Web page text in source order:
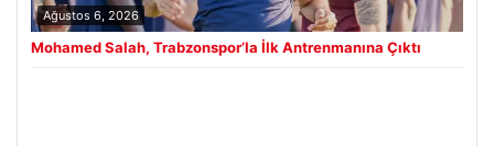
Ağustos 6, 2026
Mohamed Salah, Trabzonspor’la İlk Antrenmanına Çıktı